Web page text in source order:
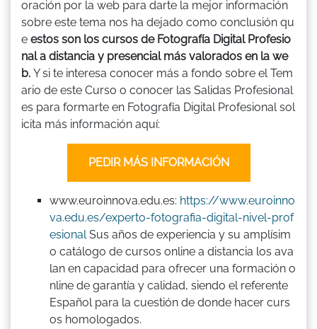
oración por la web para darte la mejor información
sobre este tema nos ha dejado como conclusión qu
e estos son los cursos de Fotografía Digital Profesio
nal a distancia y presencial más valorados en la we
b. Y si te interesa conocer más a fondo sobre el Tem
ario de este Curso o conocer las Salidas Profesional
es para formarte en Fotografía Digital Profesional sol
icita más información aquí:
PEDIR MÁS INFORMACIÓN
www.euroinnova.edu.es: https://www.euroinno
va.edu.es/experto-fotografia-digital-nivel-prof
esionalSus años de experiencia y su amplísim
o catálogo de cursos online a distancia los ava
lan en capacidad para ofrecer una formación o
nline de garantía y calidad, siendo el referente
Español para la cuestión de donde hacer curs
os homologados.